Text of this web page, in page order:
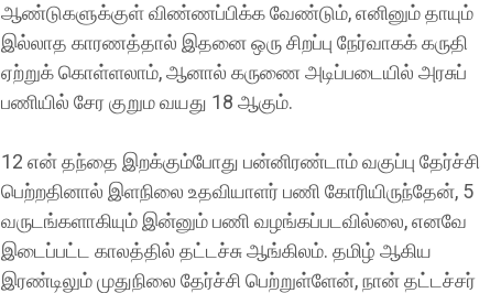
ஆண்டுகளுக்குள் விண்ணப்பிக்க வேண்டும், எனினும் தாயும்
இல்லாத காரணத்தால் இதனை ஒரு சிறப்பு நேர்வாகக் கருதி
ஏற்றுக் கொள்ளலாம், ஆனால் கருணை அடிப்படையில் அரசுப்
பணியில் சேர குறும வயது 18 ஆகும்.
12 என் தந்தை இறக்கும்போது பன்னிரண்டாம் வகுப்பு தேர்ச்சி
பெற்றதினால் இளநிலை உதவியாளர் பணி கோரியிருந்தேன், 5
வருடங்களாகியும் இன்னும் பணி வழங்கப்படவில்லை, எனவே
இடைப்பட்ட காலத்தில் தட்டச்சு ஆங்கிலம். தமிழ் ஆகிய
இரண்டிலும் முதுநிலை தேர்ச்சி பெற்றுள்ளேன், நான் தட்டச்சர்